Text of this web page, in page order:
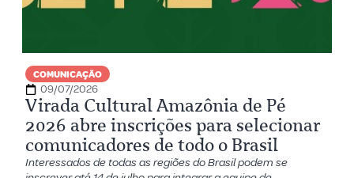
COMUNICAÇÃO
09/07/2026
Virada Cultural Amazônia de Pé
2026 abre inscrições para selecionar
comunicadores de todo o Brasil
Interessados de todas as regiões do Brasil podem se